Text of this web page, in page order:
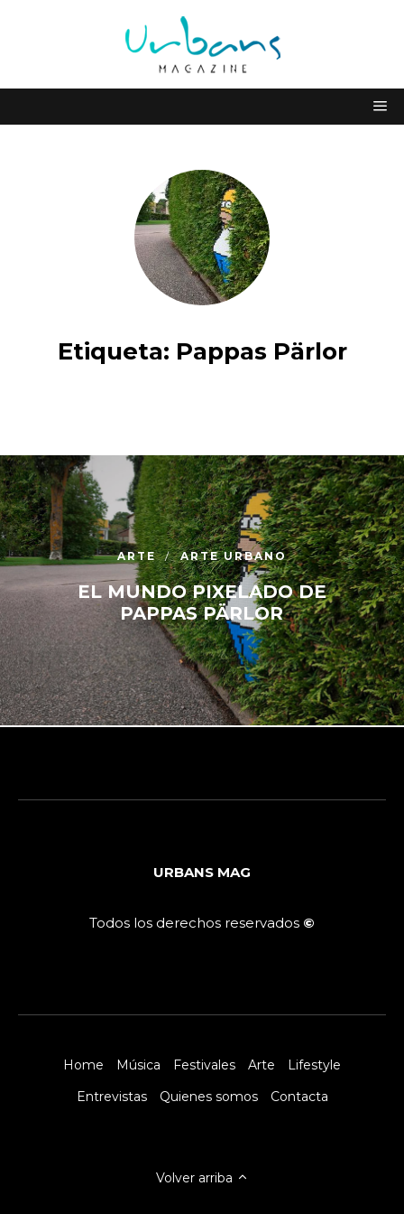
Etiqueta: Pappas Pärlor
ARTE ARTE URBANO
EL MUNDO PIXELADO DE
PAPPAS PÄRLOR
URBANS MAG
Todos los derechos reservados ©
Home Música Festivales Arte
Lifestyle
Entrevistas
Quienes somos Contacta
Volver arriba